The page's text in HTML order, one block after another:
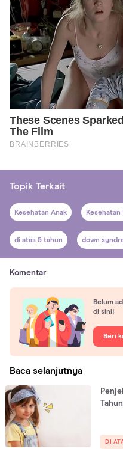
Topik Terkait
Kesehatan Anak Kesehatan
di atas 5 tahun down
Komentar
Belum
di sini!
Beri
Baca selanjutnya
DI